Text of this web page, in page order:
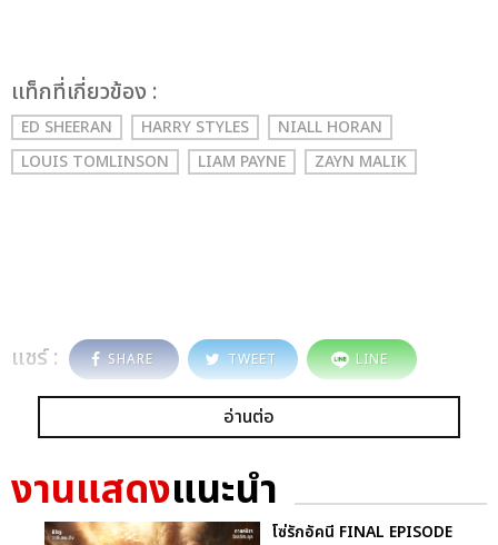
เเท็กที่เกี่ยวข้อง :
ED SHEERAN HARRY STYLES
NIALL HORAN
LOUIS TOMLINSON
LIAM PAYNE ZAYN MALIK
แชร์ : SHARE TWEET LINE
อ่านต่อ
งานแสดงแนะนำ
โซ่รักอัคนี FINAL EPISODE